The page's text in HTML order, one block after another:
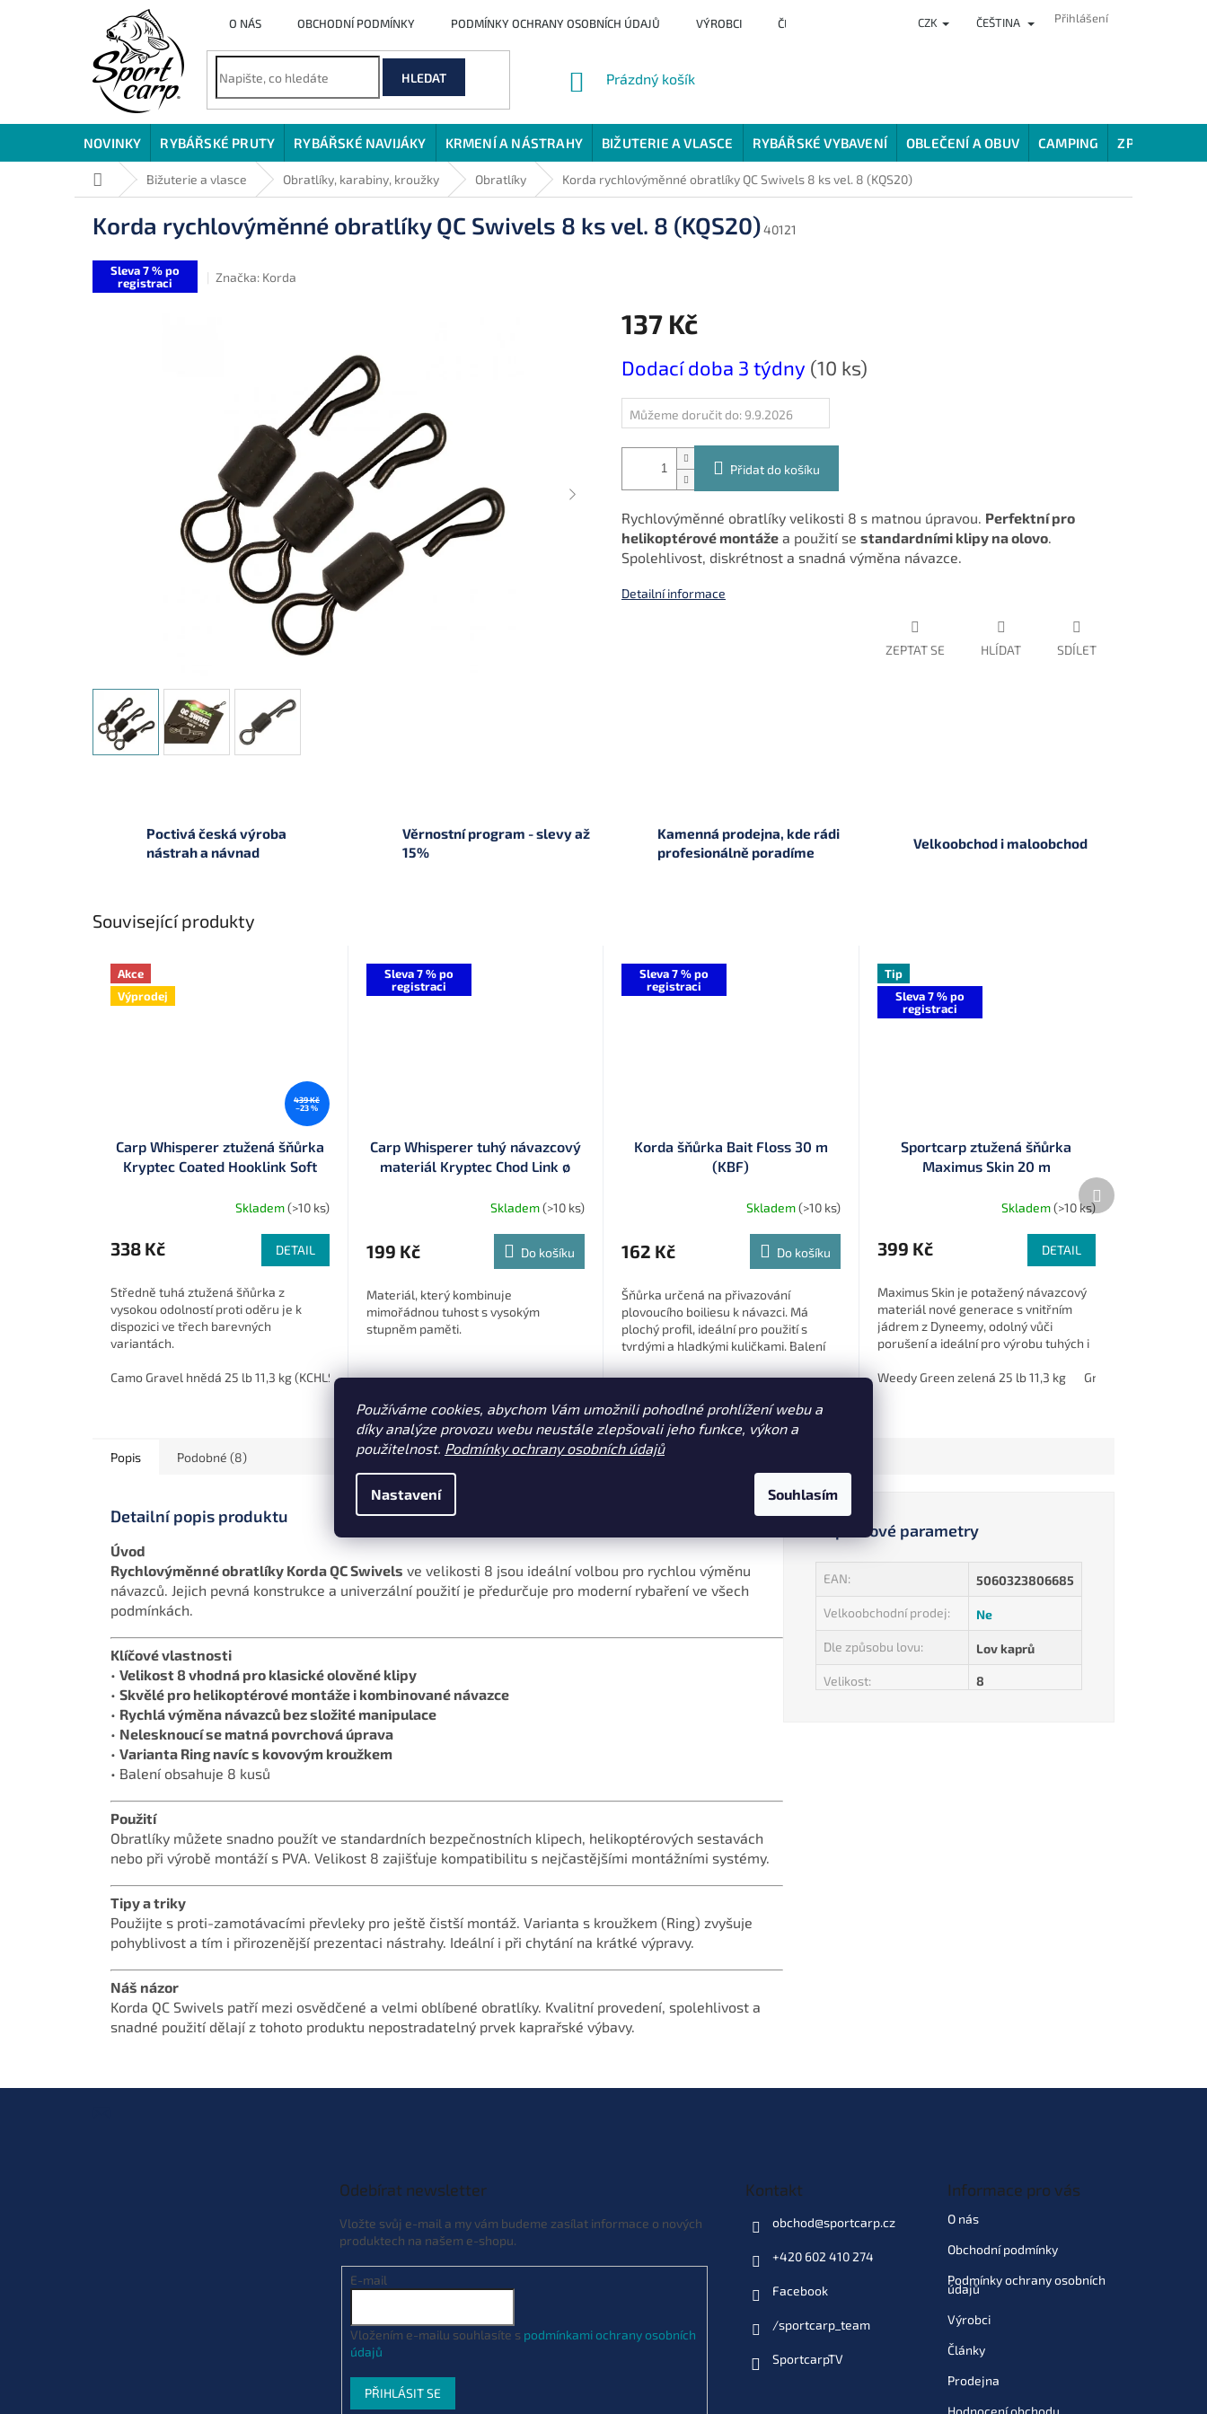
Používáme cookies, abychom Vám umožnili pohodlné prohlížení webu a
díky analýze provozu webu neustále zlepšovali jeho funkce, výkon a
použitelnost. Podmínky ochrany osobních údajů
Nastavení Souhlasím
O NÁS OBCHODNÍ PODMÍNKY PODMÍNKY OCHRANY OSOBNÍCH ÚDAJŮ VÝROBCI ČLÁNKY HODNOCENÍ OBCHODU VĚRNOSTNÍ
CZK ČEŠTINA Přihlášení
HLEDAT
NÁKUPNÍ
Prázdný košík
NOVINKY RYBÁŘSKÉ PRUTY RYBÁŘSKÉ NAVIJÁKY KRMENÍ A NÁSTRAHY BIŽUTERIE A VLASCE RYBÁŘSKÉ VYBAVENÍ OBLEČENÍ A OBUV CAMPING ZPŮSOBY
Domů Bižuterie a vlasce Obratlíky, karabiny, kroužky Obratlíky Korda rychlovýměnné obratlíky QC Swivels 8 ks vel. 8 (KQS20)
Korda rychlovýměnné obratlíky QC Swivels 8 ks vel. 8 (KQS20)40121
Sleva 7 % po
registraci
Značka: Korda
137 Kč
cena:
Dodací doba 3 týdny (10 ks)
Můžeme doručit do: 9.9.2026
Přidat do košíku
Rychlovýměnné obratlíky velikosti 8 s matnou úpravou. Perfektní pro
helikoptérové montáže a použití se standardními klipy na olovo.
Spolehlivost, diskrétnost a snadná výměna návazce.
Detailní informace
ZEPTAT SE HLÍDAT SDÍLET
Poctivá česká výroba
nástrah a návnad
Věrnostní program - slevy až
15%
Kamenná prodejna, kde rádi
profesionálně poradíme
Velkoobchod i maloobchod
Související produkty
Akce
Výprodej
439 Kč
–23 %
Carp Whisperer ztužená šňůrka
Kryptec Coated Hooklink Soft
Skladem(>10 ks)
338 Kč DETAIL
Středně tuhá ztužená šňůrka z
vysokou odolností proti oděru je k
dispozici ve třech barevných
variantách.
Camo Gravel hnědá 25 lb 11,3 kg (KCHLSG) Camo Weed zelená 25 lb 11,3 kg (KCHLSW)
Sleva 7 % po
registraci
Carp Whisperer tuhý návazcový
materiál Kryptec Chod Link ø
Skladem(>10 ks)
199 Kč Do košíku
Materiál, který kombinuje
mimořádnou tuhost s vysokým
stupněm paměti.
Sleva 7 % po
registraci
Korda šňůrka Bait Floss 30 m
(KBF)
Skladem(>10 ks)
162 Kč Do košíku
Šňůrka určená na přivazování
plovoucího boiliesu k návazci. Má
plochý profil, ideální pro použití s
tvrdými a hladkými kuličkami. Balení
Tip
Sleva 7 % po
registraci
Sportcarp ztužená šňůrka
Maximus Skin 20 m
Skladem(>10 ks)
399 Kč DETAIL
Maximus Skin je potažený návazcový
materiál nové generace s vnitřním
jádrem z Dyneemy, odolný vůči
porušení a ideální pro výrobu tuhých i
Weedy Green zelená 25 lb 11,3 kg
Gravel Brown hnědá
Další
produkt
Popis Podobné (8)
Detailní popis produktu
Úvod
Rychlovýměnné obratlíky Korda QC Swivels ve velikosti 8 jsou ideální volbou pro rychlou výměnu
návazců. Jejich pevná konstrukce a univerzální použití je předurčuje pro moderní rybaření ve všech
podmínkách.
Klíčové vlastnosti
• Velikost 8 vhodná pro klasické olověné klipy
• Skvělé pro helikoptérové montáže i kombinované návazce
• Rychlá výměna návazců bez složité manipulace
• Nelesknoucí se matná povrchová úprava
• Varianta Ring navíc s kovovým kroužkem
• Balení obsahuje 8 kusů
Použití
Obratlíky můžete snadno použít ve standardních bezpečnostních klipech, helikoptérových sestavách
nebo při výrobě montáží s PVA. Velikost 8 zajišťuje kompatibilitu s nejčastějšími montážními systémy.
Tipy a triky
Použijte s proti-zamotávacími převleky pro ještě čistší montáž. Varianta s kroužkem (Ring) zvyšuje
pohyblivost a tím i přirozenější prezentaci nástrahy. Ideální i při chytání na krátké výpravy.
Náš názor
Korda QC Swivels patří mezi osvědčené a velmi oblíbené obratlíky. Kvalitní provedení, spolehlivost a
snadné použití dělají z tohoto produktu nepostradatelný prvek kaprařské výbavy.
Doplňkové parametry
EAN: 5060323806685
Velkoobchodní prodej: Ne
Dle způsobu lovu: Lov kaprů
Velikost: 8
Odebírat newsletter
Vložte svůj e-mail a my vám budeme zasílat informace o nových
produktech na našem e-shopu.
E-mail
Vložením e-mailu souhlasíte s podmínkami ochrany osobních
údajů
PŘIHLÁSIT SE
Kontakt
obchod@sportcarp.cz
+420 602 410 274
Facebook
/sportcarp_team
SportcarpTV
Informace pro vás
O nás
Obchodní podmínky
Podmínky ochrany osobních
údajů
Výrobci
Články
Prodejna
Hodnocení obchodu